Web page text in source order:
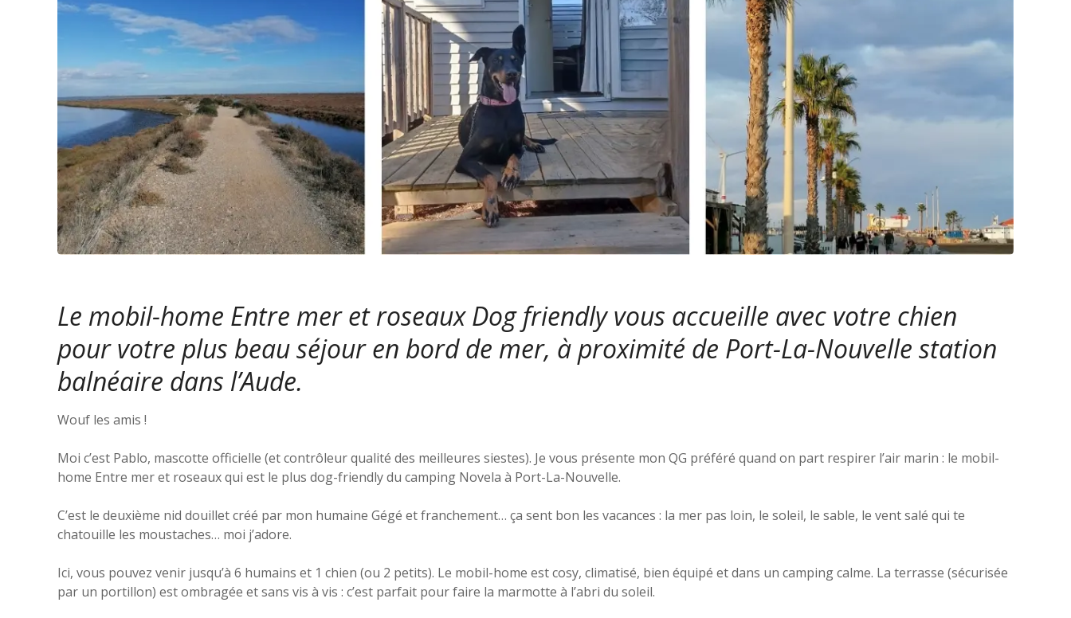
Le mobil-home Entre mer et roseaux Dog friendly vous accueille avec votre chien
pour votre plus beau séjour en bord de mer, à proximité de Port-La-Nouvelle station
balnéaire dans l’Aude.
Wouf les amis !
Moi c’est Pablo, mascotte officielle (et contrôleur qualité des meilleures siestes). Je vous présente mon QG préféré quand on part respirer l’air marin : le mobil-
home Entre mer et roseaux qui est le plus dog-friendly du camping Novela à Port-La-Nouvelle.
C’est le deuxième nid douillet créé par mon humaine Gégé et franchement… ça sent bon les vacances : la mer pas loin, le soleil, le sable, le vent salé qui te
chatouille les moustaches… moi j’adore.
Ici, vous pouvez venir jusqu’à 6 humains et 1 chien (ou 2 petits). Le mobil-home est cosy, climatisé, bien équipé et dans un camping calme. La terrasse (sécurisée
par un portillon) est ombragée et sans vis à vis : c’est parfait pour faire la marmotte à l’abri du soleil.